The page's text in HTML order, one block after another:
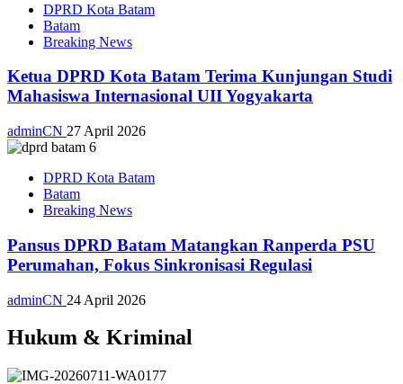
DPRD Kota Batam
Batam
Breaking News
Ketua DPRD Kota Batam Terima Kunjungan Studi
Mahasiswa Internasional UII Yogyakarta
adminCN 27 April 2026
DPRD Kota Batam
Batam
Breaking News
Pansus DPRD Batam Matangkan Ranperda PSU
Perumahan, Fokus Sinkronisasi Regulasi
adminCN 24 April 2026
Hukum & Kriminal